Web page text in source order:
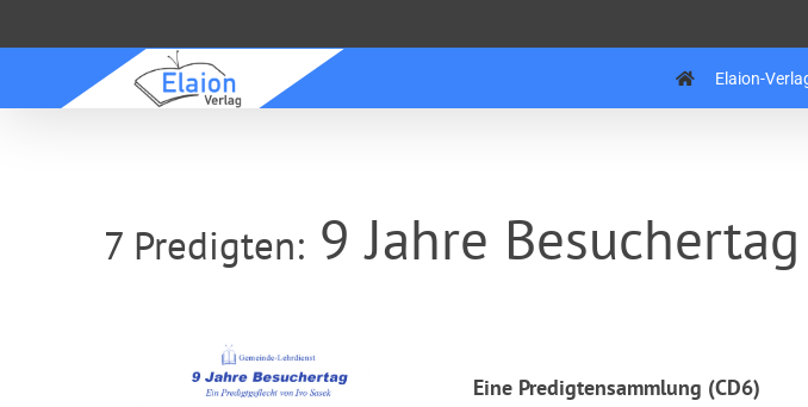
Inhalt
Elaion-
7 Predigten: 9 Jahre
Eine Predigtensammlung (CD6)